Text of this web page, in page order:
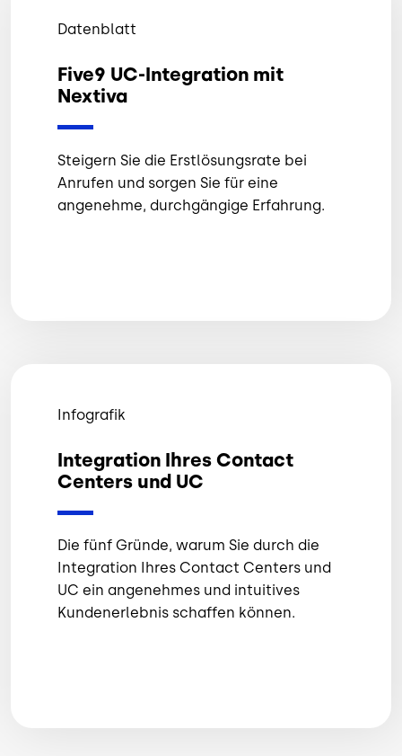
Datenblatt
Five9 UC-Integration mit
Nextiva
Steigern Sie die Erstlösungsrate bei
Anrufen und sorgen Sie für eine
angenehme, durchgängige Erfahrung.
Infografik
Integration Ihres Contact
Centers und UC
Die fünf Gründe, warum Sie durch die
Integration Ihres Contact Centers und
UC ein angenehmes und intuitives
Kundenerlebnis schaffen können.